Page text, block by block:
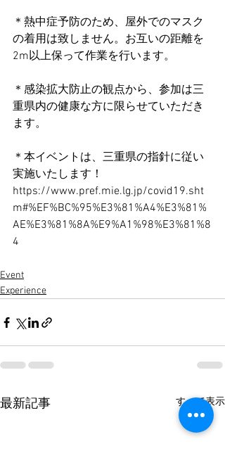
＊熱中症予防のため、屋外でのマスク
の着用は致しません。お互いの距離を
2m以上保って作業を行います。
＊感染拡大防止の観点から、参加は三
重県内の健康な方に限らせていただき
ます。
＊本イベントは、三重県の指針に従い
実施いたします！
https://www.pref.mie.lg.jp/covid19.sht
m#%EF%BC%95%E3%81%A4%E3%81%
AE%E3%81%8A%E9%A1%98%E3%81%8
4
Event
Experience
最新記事 すべて表示